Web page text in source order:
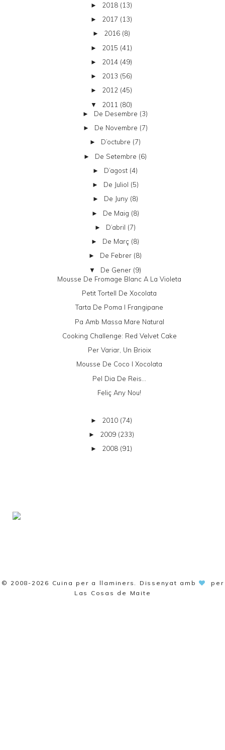
► 2018 (13)
► 2017 (13)
► 2016 (8)
► 2015 (41)
► 2014 (49)
► 2013 (56)
► 2012 (45)
▼ 2011 (80)
► De Desembre (3)
► De Novembre (7)
► D’octubre (7)
► De Setembre (6)
► D’agost (4)
► De Juliol (5)
► De Juny (8)
► De Maig (8)
► D’abril (7)
► De Març (8)
► De Febrer (8)
▼ De Gener (9)
Mousse De Fromage Blanc A La Violeta
Petit Tortell De Xocolata
Tarta De Poma I Frangipane
Pa Amb Massa Mare Natural
Cooking Challenge: Red Velvet Cake
Per Variar, Un Brioix
Mousse De Coco I Xocolata
Pel Dia De Reis...
Feliç Any Nou!
► 2010 (74)
► 2009 (233)
► 2008 (91)
© 2008-2026 Cuina per a llaminers . Dissenyat amb
per
Las Cosas de Maite